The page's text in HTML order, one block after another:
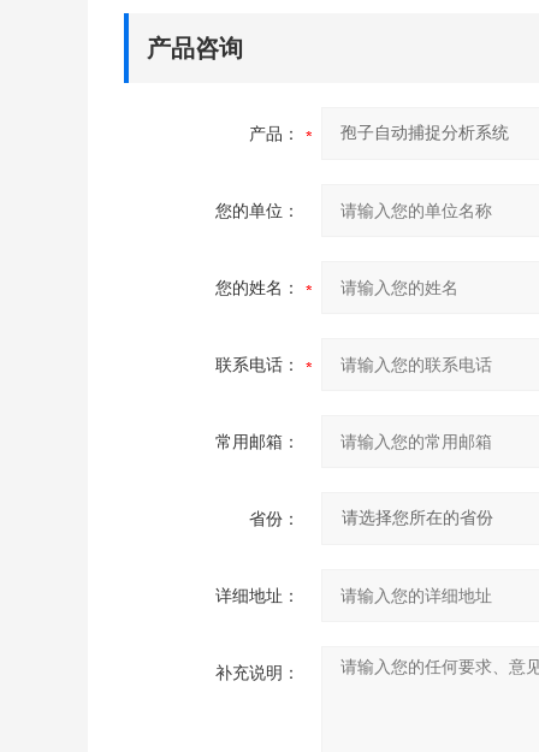
产品咨询
产品：
您的单位：
您的姓名：
联系电话：
常用邮箱：
省份：
详细地址：
补充说明：